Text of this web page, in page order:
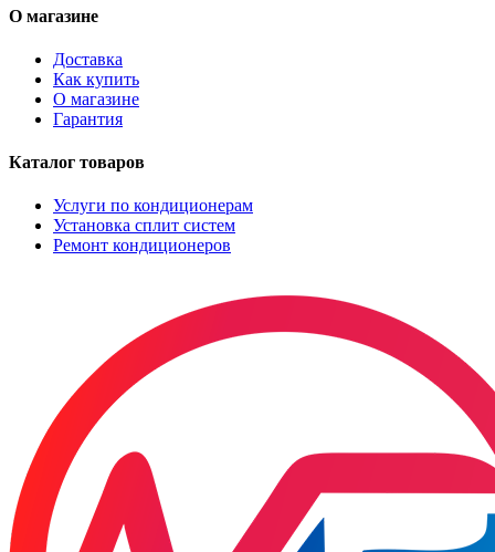
О магазине
Доставка
Как купить
О магазине
Гарантия
Каталог товаров
Услуги по кондиционерам
Установка сплит систем
Ремонт кондиционеров